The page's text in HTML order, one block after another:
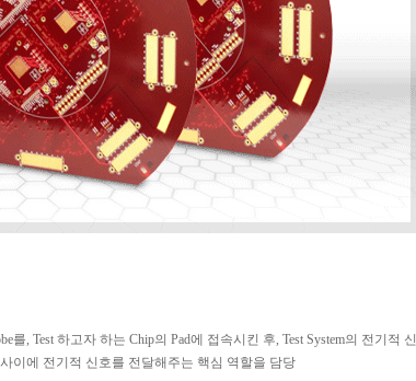
, Test 하고자 하는 Chip의 Pad에 접속시킨 후, Test System의 전기적 신
사이에 전기적 신호를 전달해주는 핵심 역할을 담당